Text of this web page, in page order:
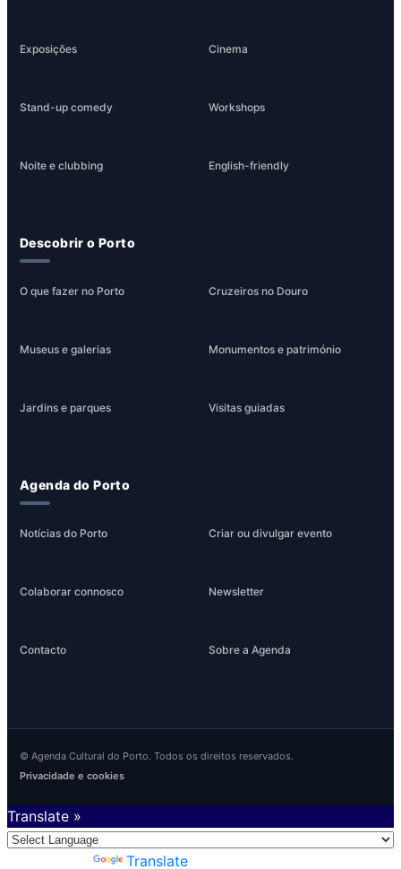
Exposições Cinema
Stand-up comedy Workshops
Noite e clubbing English-friendly
Descobrir o Porto
O que fazer no Porto Cruzeiros no Douro
Museus e galerias Monumentos e património
Jardins e parques Visitas guiadas
Agenda do Porto
Notícias do Porto Criar ou divulgar evento
Colaborar connosco Newsletter
Contacto Sobre a Agenda
© Agenda Cultural do Porto. Todos os direitos reservados.
Privacidade e cookies
Translate »
Translate